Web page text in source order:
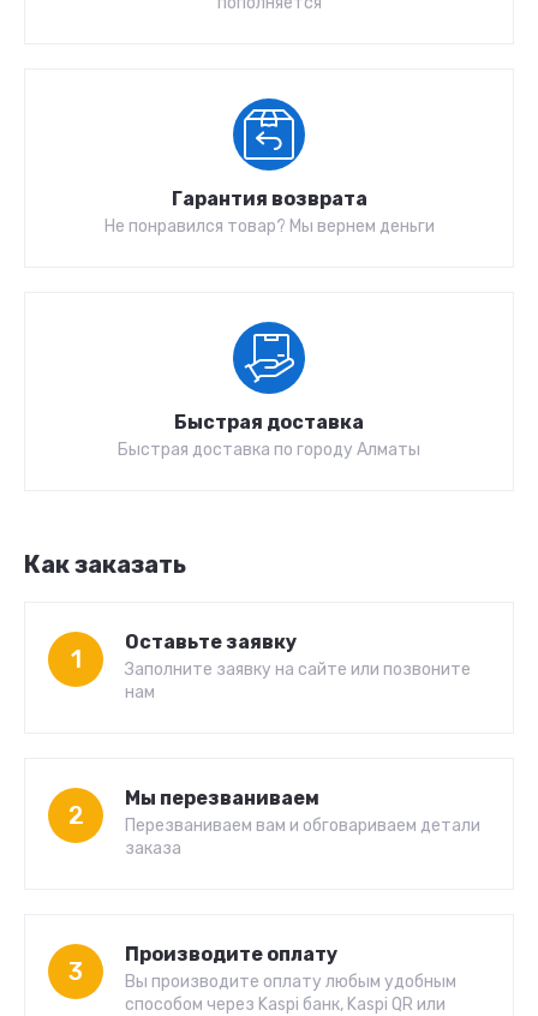
Гарантия возврата
Не понравился товар? Мы вернем деньги
Быстрая доставка
Быстрая доставка по городу Алматы
Как заказать
1
Оставьте заявку
Заполните заявку на сайте или позвоните
нам
2
Мы перезваниваем
Перезваниваем вам и обговариваем детали
заказа
3
Производите оплату
Вы производите оплату любым удобным
способом через Kaspi банк, Kaspi QR или